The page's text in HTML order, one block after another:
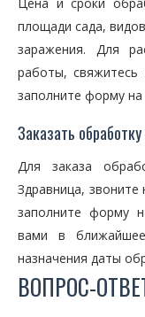
площади сада,
заражения. Для
работы,
заполните форму на
Заказать
Для заказа
Здравница,
заполните форму
вами в
назначения даты
ВОПРОС-